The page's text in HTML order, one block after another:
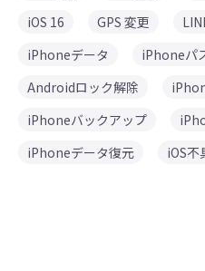
iOS 16
GPS 変更
iPhoneデータ
iPhoneパ
Androidロック解除
iPhoneバックアップ
iPhoneデータ復元
iOS不